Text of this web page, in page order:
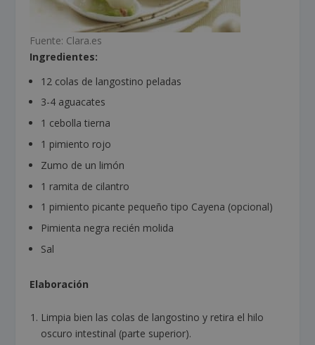
Fuente: Clara.es
Ingredientes:
12 colas de langostino peladas
3-4 aguacates
1 cebolla tierna
1 pimiento rojo
Zumo de un limón
1 ramita de cilantro
1 pimiento picante pequeño tipo Cayena (opcional)
Pimienta negra recién molida
Sal
Elaboración
Limpia bien las colas de langostino y retira el hilo
oscuro intestinal (parte superior).